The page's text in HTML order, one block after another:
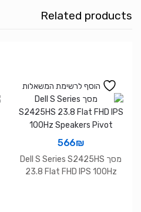
Related products
הוסף לרשימת המשאלות
566₪
מסך Dell S Series S2425HS
23.8 Flat FHD IPS 100Hz